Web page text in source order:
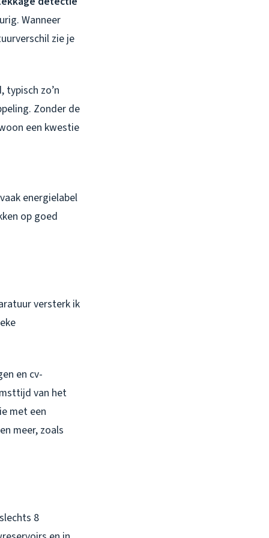
Wanneer
zie je
zo’n
Zonder de
een kwestie
energielabel
op goed
versterk ik
en cv-
van het
met een
meer, zoals
8